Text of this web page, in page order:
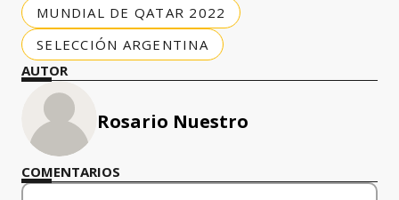
MUNDIAL DE QATAR 2022
SELECCIÓN ARGENTINA
AUTOR
Rosario Nuestro
COMENTARIOS